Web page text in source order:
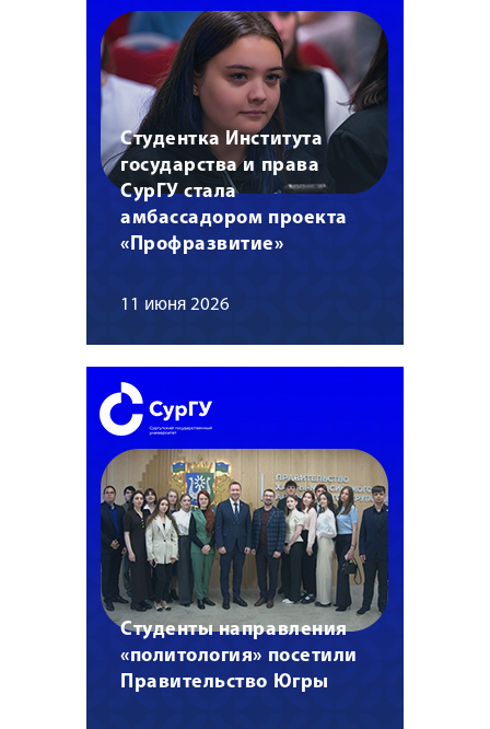
Студентка Института
государства и права
СурГУ стала
амбассадором проекта
«Профразвитие»
11 июня 2026
Студенты направления
«политология» посетили
Правительство Югры